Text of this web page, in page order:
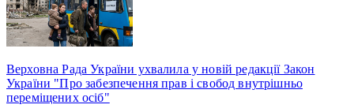
Верховна Рада України ухвалила у новій редакції Закон
України "Про забезпечення прав і свобод внутрішньо
переміщених осіб"